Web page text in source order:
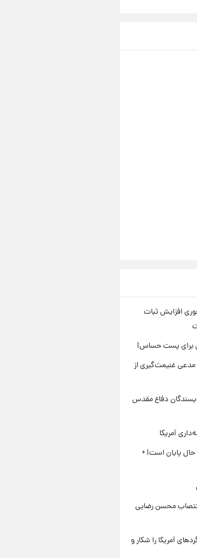
افزایش ثبات
برای پست حساس!
غنیمت‌گیری از
دفاع مقدس
آمریکا
حال پایان است! +
انتصاب محسن رضایی
آمریکا را شکار و